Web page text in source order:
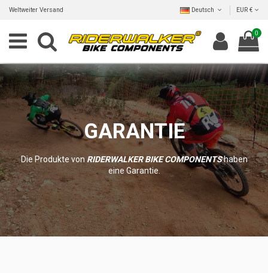
Weltweiter Versand Deutsch EUR €
0
GARANTIE
Die Produkte von RIDERWALKER BIKE COMPONENTShaben
eine Garantie.